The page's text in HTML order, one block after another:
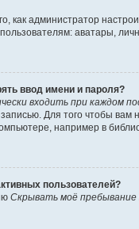
как администратор
аватары,
ввод имени и пароля?
входить при каждом
записью. Для того чтобы
например в
пользователей?
Скрывать моё пребывание